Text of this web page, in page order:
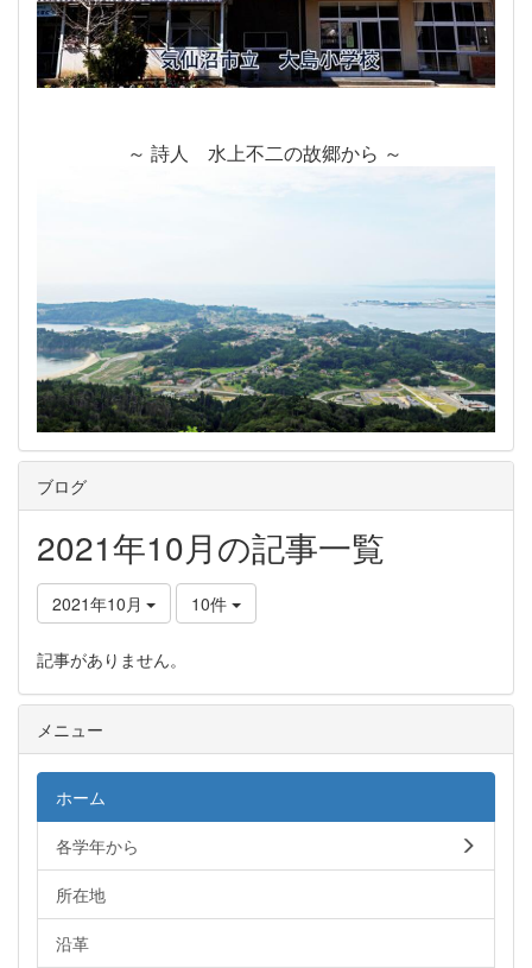
～ 詩人 水上不二の故郷から ～
ブログ
2021年10月の記事一覧
2021年10月 10件
記事がありません。
メニュー
ホーム
各学年から
所在地
沿革